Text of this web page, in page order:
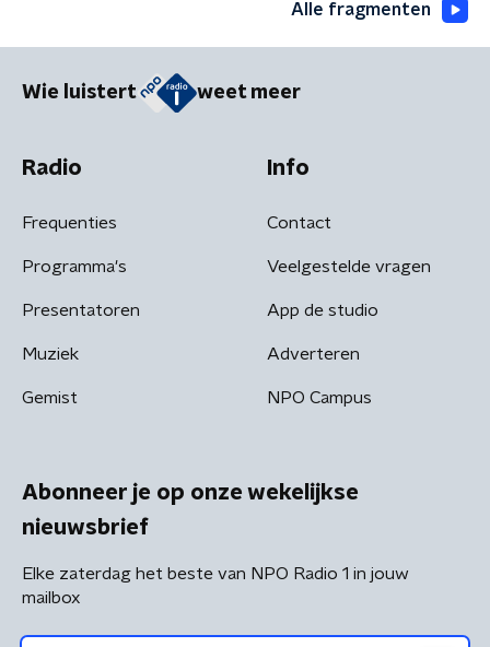
Alle fragmenten
Wie luistert weet meer
Radio
Frequenties
Programma's
Presentatoren
Muziek
Gemist
Info
Contact
Veelgestelde vragen
App de studio
Adverteren
NPO Campus
Abonneer je op onze wekelijkse
nieuwsbrief
Elke zaterdag het beste van NPO Radio 1 in jouw
mailbox